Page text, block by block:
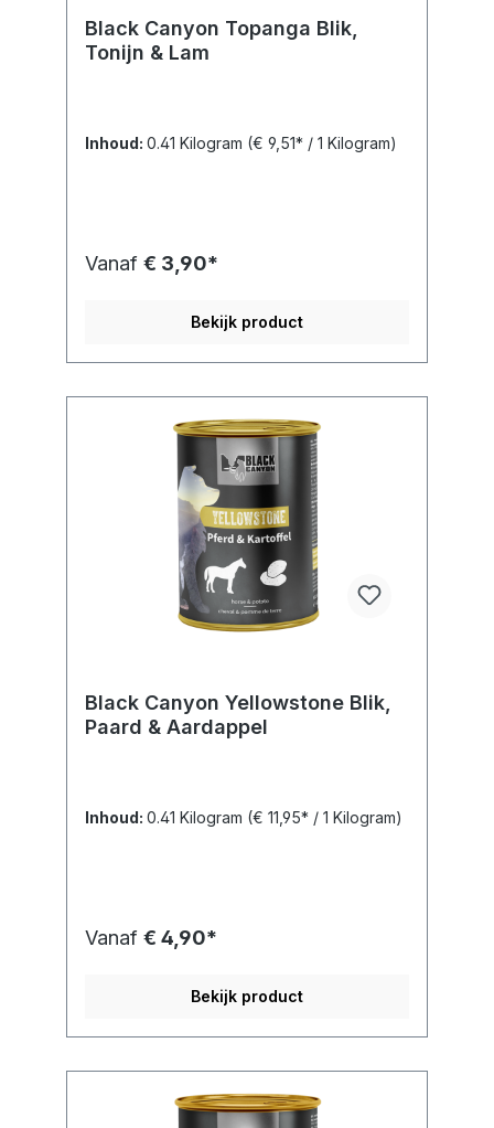
Black Canyon Topanga Blik,
Tonijn & Lam
Inhoud: 0.41 Kilogram (€ 9,51* / 1 Kilogram)
Vanaf € 3,90*
Bekijk product
Black Canyon Yellowstone Blik,
Paard & Aardappel
Inhoud: 0.41 Kilogram (€ 11,95* / 1 Kilogram)
Vanaf € 4,90*
Bekijk product